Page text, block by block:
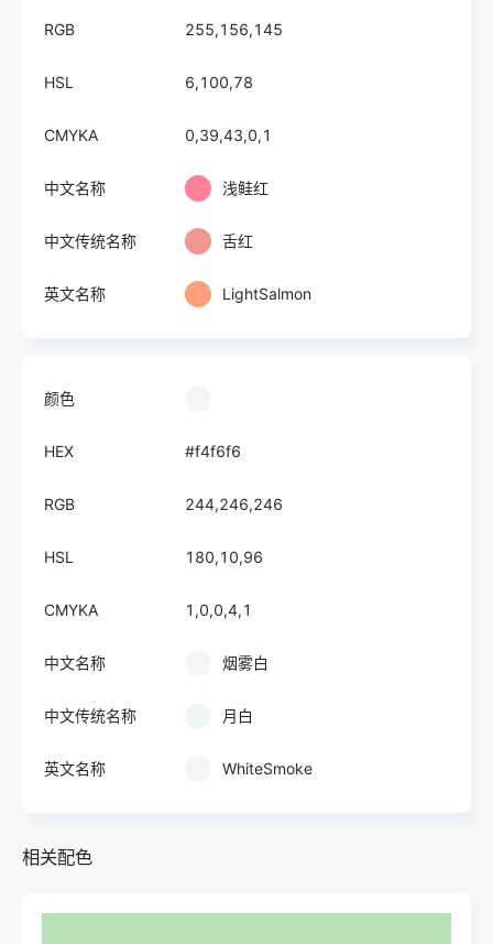
RGB 255,156,145
HSL 6,100,78
CMYKA 0,39,43,0,1
中文名称 浅鲑红
中文传统名称 舌红
英文名称 LightSalmon
颜色
HEX #f4f6f6
RGB 244,246,246
HSL 180,10,96
CMYKA 1,0,0,4,1
中文名称 烟雾白
中文传统名称 月白
英文名称 WhiteSmoke
相关配色